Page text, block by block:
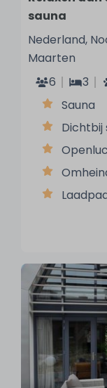
sauna
Nederland,
Maarten
6
3
Sauna
Dichtbij